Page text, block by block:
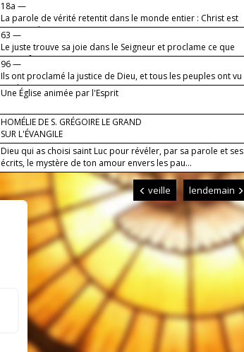
18a —
La parole de vérité retentit dans le monde entier : Christ est
ressuscité !
63 —
Le juste trouve sa joie dans le Seigneur et proclame ce que
Dieu a fait.
96 —
Ils ont proclamé la justice de Dieu, et tous les peuples ont vu
sa gloire.
Une Église animée par l'Esprit
HOMÉLIE DE S. GRÉGOIRE LE GRAND
SUR L'ÉVANGILE
Dieu qui as choisi saint Luc pour révéler, par sa parole et ses
écrits, le mystère de ton amour envers les pau...
veille lendemain